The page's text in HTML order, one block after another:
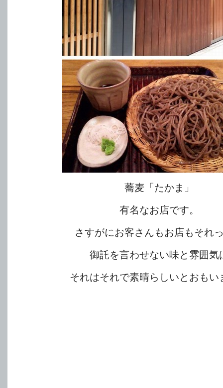
蕎麦「たかま」
有名なお店です。
さすがにお客さんもお店もそれ
御託を言わせない味と雰囲気
それはそれで素晴らしいとおもい